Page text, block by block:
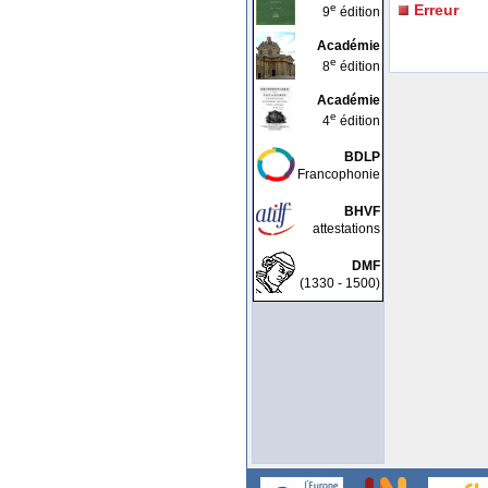
9e édition
Académie
8e édition
Académie
4e édition
BDLP
Francophonie
BHVF
attestations
DMF
(1330 - 1500)
Erreur